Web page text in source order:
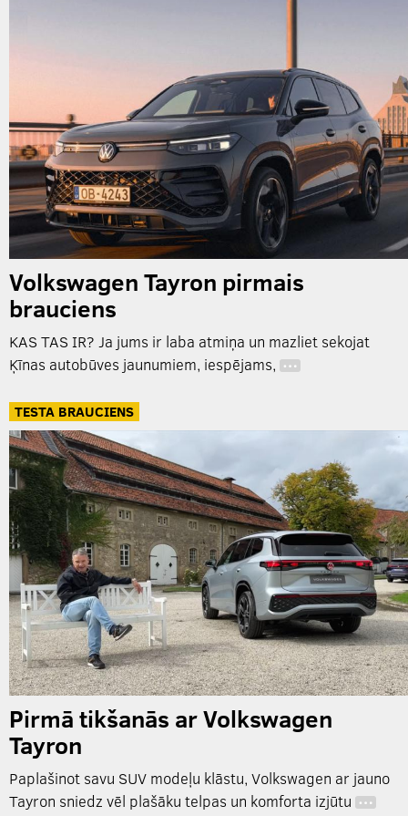
Volkswagen Tayron pirmais
brauciens
KAS TAS IR? Ja jums ir laba atmiņa un mazliet sekojat
Ķīnas autobūves jaunumiem, iespējams, …
TESTA BRAUCIENS
Pirmā tikšanās ar Volkswagen
Tayron
Paplašinot savu SUV modeļu klāstu, Volkswagen ar jauno
Tayron sniedz vēl plašāku telpas un komforta izjūtu …